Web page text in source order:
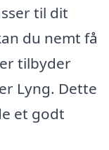
til dit
du nemt få
tilbyder
Lyng. Dette
et godt